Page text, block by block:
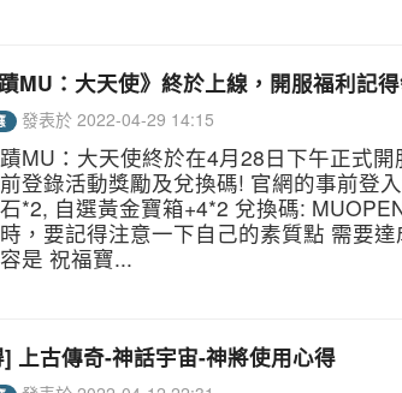
蹟MU：大天使》終於上線，開服福利記
發表於 2022-04-29 14:15
MU：大天使終於在4月28日下午正式
登錄活動獎勵及兌換碼! 官網的事前登
*2, 自選黃金寶箱+4*2 兌換碼:
，要記得注意一下自己的素質點 需要
是 祝福寶...
上古傳奇-神話宇宙-神將使用心得